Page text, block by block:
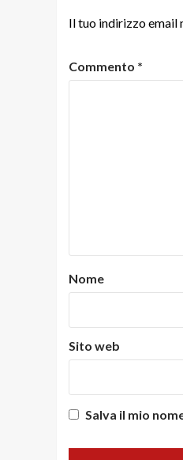
Il tuo indirizzo email
Commento *
Nome
Sito web
Salva il mio